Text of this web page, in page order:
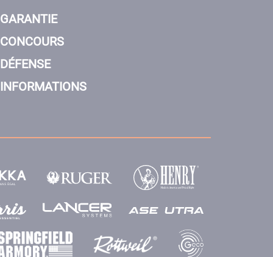
GARANTIE
CONCOURS
DÉFENSE
INFORMATIONS